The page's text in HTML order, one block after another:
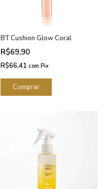
BT Cushion Glow Coral
R$69,90
R$66,41 com Pix